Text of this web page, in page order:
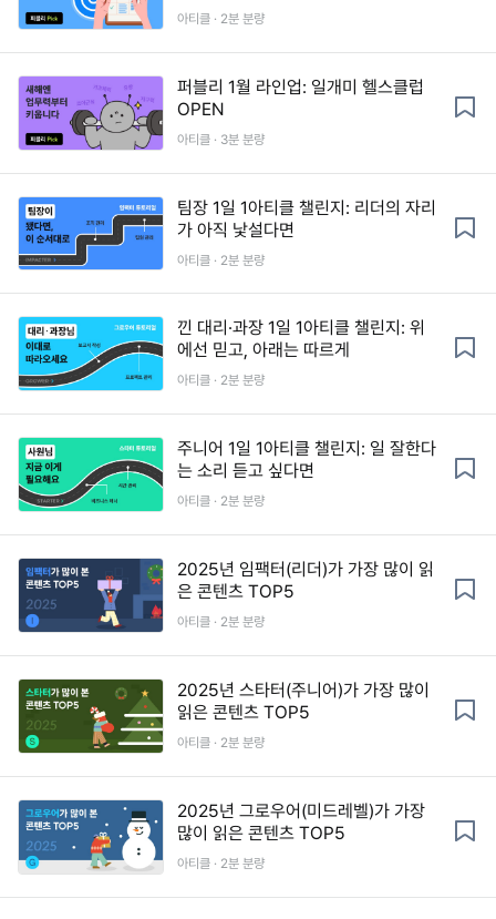
아티클 · 2분 분량
퍼블리 1월 라인업: 일개미 헬스클럽
OPEN
아티클 · 3분 분량
팀장 1일 1아티클 챌린지: 리더의 자리
가 아직 낯설다면
아티클 · 2분 분량
낀 대리·과장 1일 1아티클 챌린지: 위
에선 믿고, 아래는 따르게
아티클 · 2분 분량
주니어 1일 1아티클 챌린지: 일 잘한다
는 소리 듣고 싶다면
아티클 · 2분 분량
2025년 임팩터(리더)가 가장 많이 읽
은 콘텐츠 TOP5
아티클 · 2분 분량
2025년 스타터(주니어)가 가장 많이
읽은 콘텐츠 TOP5
아티클 · 2분 분량
2025년 그로우어(미드레벨)가 가장
많이 읽은 콘텐츠 TOP5
아티클 · 2분 분량